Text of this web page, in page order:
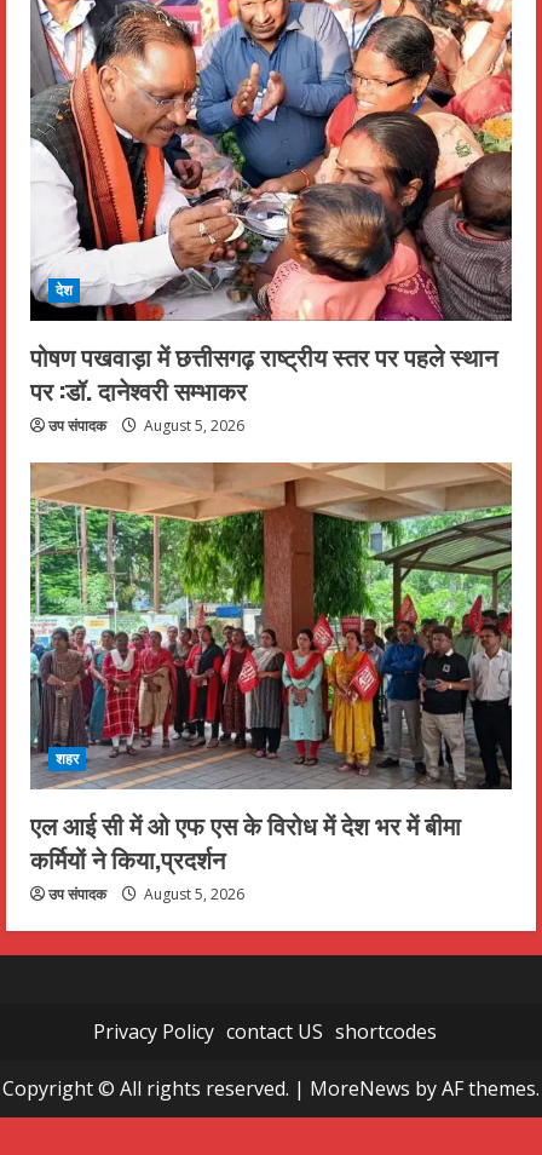
देश
पोषण पखवाड़ा में छत्तीसगढ़ राष्ट्रीय स्तर पर पहले स्थान
पर :डॉ. दानेश्वरी सम्भाकर
उप संपादक August 5, 2026
शहर
एल आई सी में ओ एफ एस के विरोध में देश भर में बीमा
कर्मियों ने किया,प्रदर्शन
उप संपादक August 5, 2026
Privacy Policy contact US shortcodes
Copyright © All rights reserved. | MoreNews by AF themes.